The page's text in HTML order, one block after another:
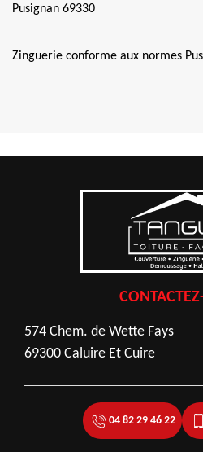
Pusignan 69330
Zinguerie conforme aux normes
574 Chem. de Wette Fays
69300 Caluire Et Cuire
04 82 29 46 22